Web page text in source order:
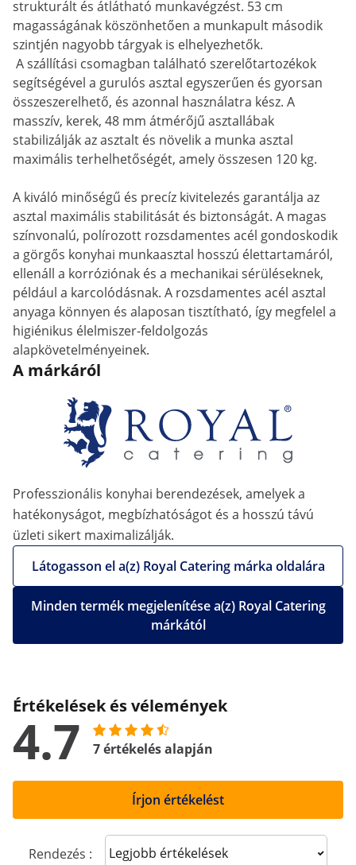
strukturált és átlátható munkavégzést. 53 cm
magasságának köszönhetően a munkapult második
szintjén nagyobb tárgyak is elhelyezhetők.
A szállítási csomagban található szerelőtartozékok
segítségével a gurulós asztal egyszerűen és gyorsan
összeszerelhető, és azonnal használatra kész. A
masszív, kerek, 48 mm átmérőjű asztallábak
stabilizálják az asztalt és növelik a munka asztal
maximális terhelhetőségét, amely összesen 120 kg.
A kiváló minőségű és precíz kivitelezés garantálja az
asztal maximális stabilitását és biztonságát. A magas
színvonalú, polírozott rozsdamentes acél gondoskodik
a görgős konyhai munkaasztal hosszú élettartamáról,
ellenáll a korróziónak és a mechanikai sérüléseknek,
például a karcolódásnak. A rozsdamentes acél asztal
anyaga könnyen és alaposan tisztítható, így megfelel a
higiénikus élelmiszer-feldolgozás
alapkövetelményeinek.
A márkáról
Professzionális konyhai berendezések, amelyek a
hatékonyságot, megbízhatóságot és a hosszú távú
üzleti sikert maximalizálják.
Látogasson el a(z) Royal Catering márka oldalára
Minden termék megjelenítése a(z) Royal Catering
márkától
Értékelések és vélemények
4.7 7 értékelés alapján
Írjon értékelést
Rendezés : Sort reviews